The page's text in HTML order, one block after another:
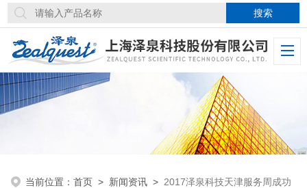
当前位置：首页 > 新闻资讯 > 2017泽泉科技天津服务周成功